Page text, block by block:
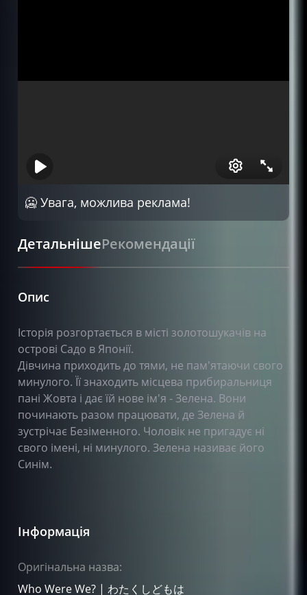
🥶 Увага, можлива реклама!
ДетальнішеРекомендації
Опис
Історія розгортається в місті золотошукачів на
острові Садо в Японії.
Дівчина приходить до тями, не пам'ятаючи свого
минулого. Її знаходить місцева прибиральниця
пані Жовта і дає їй нове ім'я - Зелена. Вони
починають разом працювати, де Зелена й
зустрічає Безіменного. Чоловік не пригадує ні
свого імені, ні минулого. Зелена називає його
Синім.
Інформація
Оригінальна назва:
Who Were We? | わたくしどもは